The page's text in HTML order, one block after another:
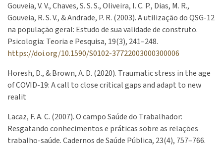
Gouveia, V. V., Chaves, S. S. S., Oliveira, I. C. P., Dias, M. R.,
Gouveia, R. S. V., & Andrade, P. R. (2003). A utilização do QSG-12
na população geral: Estudo de sua validade de construto.
Psicologia: Teoria e Pesquisa, 19(3), 241–248.
https://doi.org/10.1590/S0102-37722003000300006
Horesh, D., & Brown, A. D. (2020). Traumatic stress in the age
of COVID-19: A call to close critical gaps and adapt to new
realit
Lacaz, F. A. C. (2007). O campo Saúde do Trabalhador:
Resgatando conhecimentos e práticas sobre as relações
trabalho-saúde. Cadernos de Saúde Pública, 23(4), 757–766.